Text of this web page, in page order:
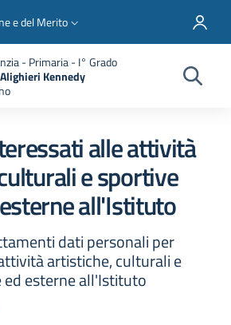
e del Merito
- Primaria - I° Grado
Kennedy
alle attività
e sportive
all'Istituto
dati personali per
artistiche, culturali e
esterne all'Istituto